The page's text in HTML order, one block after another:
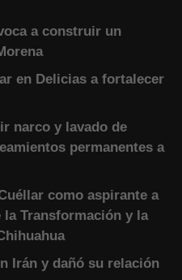
a construir un
en Delicias a fortalecer
narco y lavado de
permanentes a
como aspirante a
Transformación y la
Irán y dañó su relación